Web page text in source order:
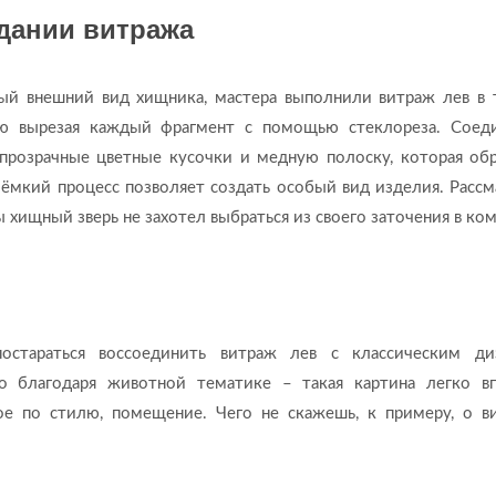
витража
внешний вид хищника, мастера выполнили витраж лев в
вырезая каждый фрагмент с помощью стеклореза.
цветные кусочки и медную полоску, которая
процесс позволяет создать особый вид изделия.
зверь не захотел выбраться из своего заточения в
воссоединить витраж лев с классическим
животной тематике – такая картина легко
по стилю, помещение. Чего не скажешь, к примеру, о